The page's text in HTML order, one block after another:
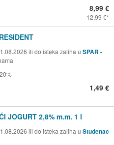
8,99 €
12,99 €
ili do isteka zaliha u SPAR -
1,49 €
JOGURT 2,8% m.m. 1 l
ili do isteka zaliha u Studenac